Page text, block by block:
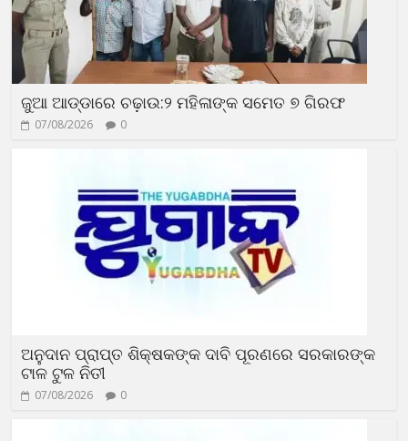
ଜୁଆ ଆଡ୍ଡାରେ ଚଢ଼ାଉ:୨ ମହିଳାଙ୍କ ସମେତ ୭ ଗିରଫ
07/08/2026 0
ଅନୁଦାନ ପ୍ରାପ୍ତ ଶିକ୍ଷକଙ୍କ ଦାବି ପୂରଣରେ ସରକାରଙ୍କ
ଟାଳ ଟୁଳ ନିତୀ
07/08/2026 0